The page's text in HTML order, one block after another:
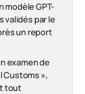
modèle GPT-
validés par le
un report
examen de
Customs »,
tout